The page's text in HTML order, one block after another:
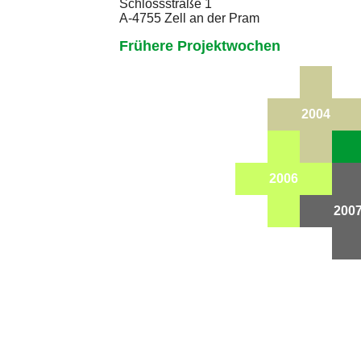
Schlossstraße 1
A-4755 Zell an der Pram
Frühere Projektwochen
2004
2006